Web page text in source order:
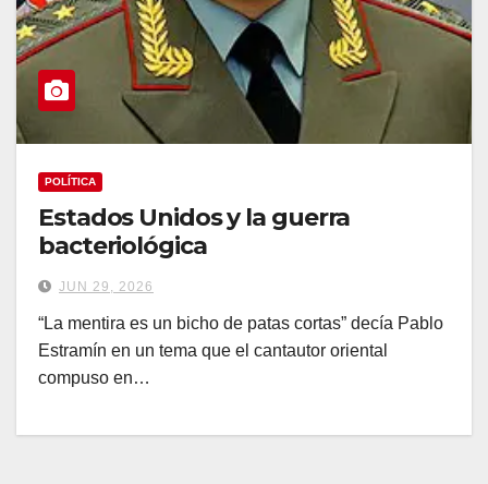
POLÍTICA
Estados Unidos y la guerra
bacteriológica
JUN 29, 2026
“La mentira es un bicho de patas cortas” decía Pablo
Estramín en un tema que el cantautor oriental
compuso en…